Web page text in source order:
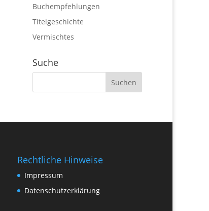
Buchempfehlungen
Titelgeschichte
Vermischtes
Suche
Rechtliche Hinweise
Impressum
Datenschutzerklärung